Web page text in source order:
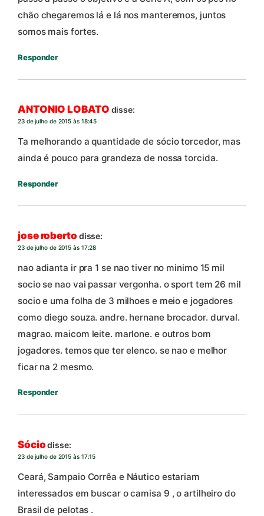
chão chegaremos lá e lá nos manteremos, juntos
somos mais fortes.
Responder
ANTONIO LOBATO disse:
23 de julho de 2015 às 18:45
Ta melhorando a quantidade de sócio torcedor, mas
ainda é pouco para grandeza de nossa torcida.
Responder
jose roberto disse:
23 de julho de 2015 às 17:28
nao adianta ir pra 1 se nao tiver no minimo 15 mil
socio se nao vai passar vergonha. o sport tem 26 mil
socio e uma folha de 3 milhoes e meio e jogadores
como diego souza. andre. hernane brocador. durval.
magrao. maicom leite. marlone. e outros bom
jogadores. temos que ter elenco. se nao e melhor
ficar na 2 mesmo.
Responder
Sócio disse:
23 de julho de 2015 às 17:15
Ceará, Sampaio Corrêa e Náutico estariam
interessados em buscar o camisa 9 , o artilheiro do
Brasil de pelotas .